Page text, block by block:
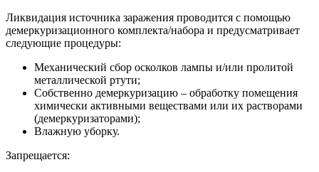
Ликвидация источника заражения проводится с помощью
демеркуризационного комплекта/набора и предусматривает
следующие процедуры:
Механический сбор осколков лампы и/или пролитой
металлической ртути;
Собственно демеркуризацию – обработку помещения
химически активными ве­ществами или их растворами
(демеркуризаторами);
Влажную уборку.
Запрещается: